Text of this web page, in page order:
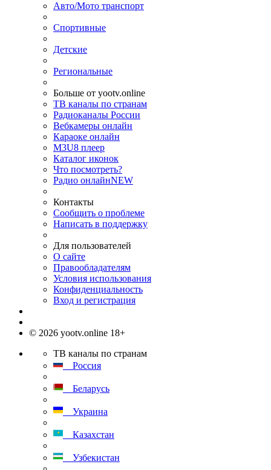
Авто/Мото транспорт
Спортивные
Детские
Региональные
Больше от yootv.online
ТВ каналы по странам
Радиоканалы России
Вебкамеры онлайн
Караоке онлайн
M3U8 плеер
Каталог иконок
Что посмотреть?
Радио онлайнNEW
Контакты
Сообщить о проблеме
Написать в поддержку
Для пользователей
О сайте
Правообладателям
Условия использования
Конфиденциальность
Вход и регистрация
© 2026 yootv.online 18+
ТВ каналы по странам
Россия
Беларусь
Украина
Казахстан
Узбекистан